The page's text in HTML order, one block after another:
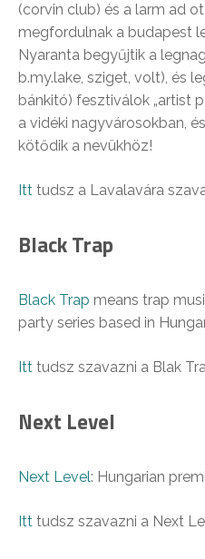
(corvin club) és a larm ad
megfordulnak a budapest
Nyaranta begyűjtik a
b.my.lake, sziget, volt), és
bánkitó) fesztiválok „artist
a vidéki nagyvárosokban,
kötődik a nevükhöz!
Itt tudsz a Lavalavára
Black Trap
Black Trap means trap
party series based in
Itt tudsz szavazni a Blak
Next Level
Next Level: Hungarian
Itt tudsz szavazni a Next